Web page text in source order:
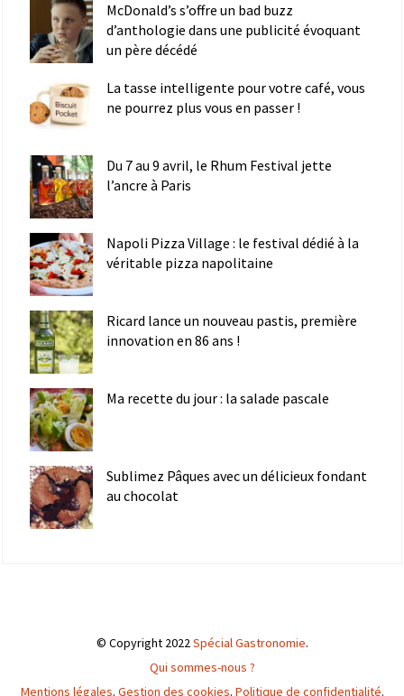
McDonald’s s’offre un bad buzz
d’anthologie dans une publicité évoquant
un père décédé
La tasse intelligente pour votre café, vous
ne pourrez plus vous en passer !
Du 7 au 9 avril, le Rhum Festival jette
l’ancre à Paris
Napoli Pizza Village : le festival dédié à la
véritable pizza napolitaine
Ricard lance un nouveau pastis, première
innovation en 86 ans !
Ma recette du jour : la salade pascale
Sublimez Pâques avec un délicieux fondant
au chocolat
© Copyright 2022Spécial Gastronomie.
Qui sommes-nous ?
Mentions légales. Gestion des cookies. Politique de confidentialité.